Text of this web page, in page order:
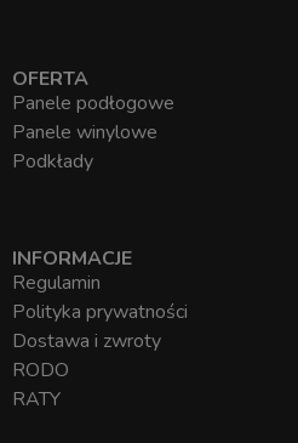
OFERTA
Panele podłogowe
Panele winylowe
Podkłady
INFORMACJE
Regulamin
Polityka prywatności
Dostawa i zwroty
RODO
RATY